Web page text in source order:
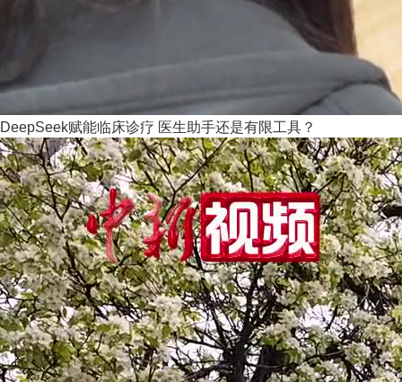
DeepSeek赋能临床诊疗 医生助手还是有限工具？